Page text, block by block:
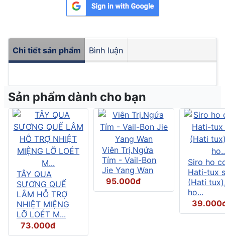
Chi tiết sản phẩm Bình luận
Sản phẩm dành cho bạn
TÂY QUA
SƯƠNG QUẾ
LÂM HỖ TRỢ
NHIỆT MIỆNG
LỠ LOÉT M...
73.000đ
Viên Trị.Ngứa
Tím - Vail-Bon
Jie Yang Wan
95.000đ
Siro ho
Hati-tux
(Hati
ho...